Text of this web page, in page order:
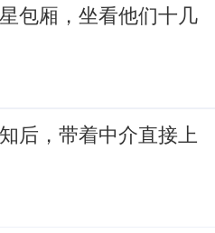
包厢，坐看他们十几
后，带着中介直接上